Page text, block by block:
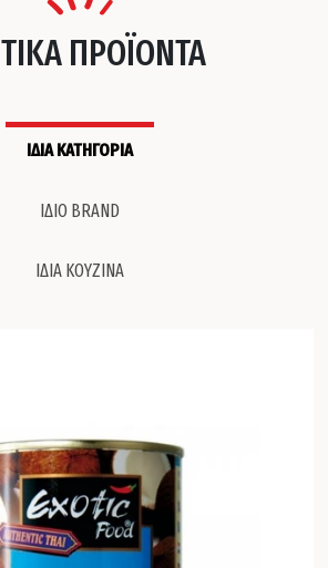
ΠΡΟΪΟΝΤΑ
ΙΔΙΑ ΚΑΤΗΓΟΡΙΑ
ΙΔΙΟ BRAND
ΙΔΙΑ ΚΟΥΖΙΝΑ